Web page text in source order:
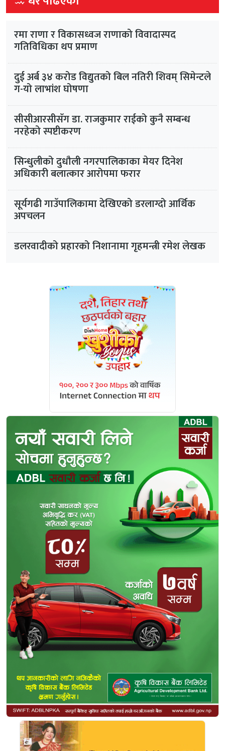
रमा राणा र विकासध्वज राणाको विवादास्पद
गतिविधिका थप प्रमाण
दुई अर्ब ३४ करोड विद्युतको बिल नतिरी शिवम् सिमेन्टले
ग-यो लाभांश घोषणा
सीसीआरसीसँग डा. राजकुमार राईको कुनै सम्बन्ध
नरहेको स्पष्टीकरण
सिन्धुलीको दुधौली नगरपालिकाका मेयर दिनेश
अधिकारी बलात्कार आरोपमा फरार
सूर्यगढी गाउँपालिकामा देखिएको डरलाग्दो आर्थिक
अपचलन
डलरवादीको प्रहारको निशानामा गृहमन्त्री रमेश लेखक